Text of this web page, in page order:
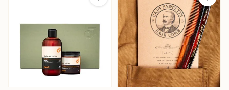
Cvjetni/biljni
Drveni
Orientalni